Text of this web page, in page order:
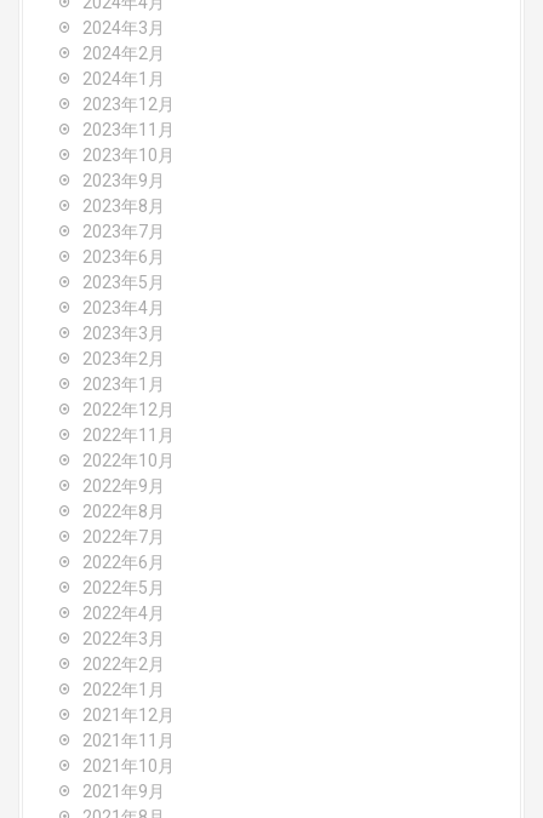
2024年3月
2024年2月
2024年1月
2023年12月
2023年11月
2023年10月
2023年9月
2023年8月
2023年7月
2023年6月
2023年5月
2023年4月
2023年3月
2023年2月
2023年1月
2022年12月
2022年11月
2022年10月
2022年9月
2022年8月
2022年7月
2022年6月
2022年5月
2022年4月
2022年3月
2022年2月
2022年1月
2021年12月
2021年11月
2021年10月
2021年9月